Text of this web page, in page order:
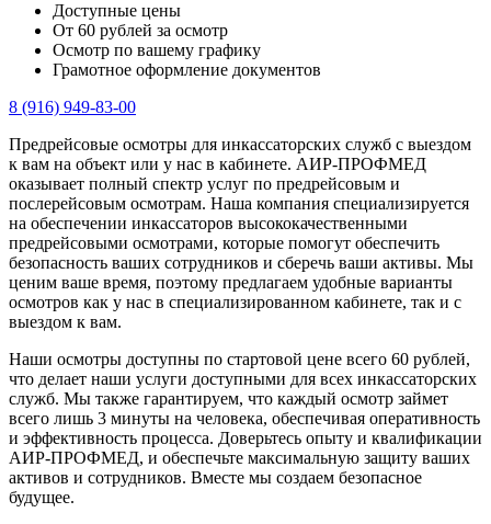
Доступные цены
От 60 рублей за осмотр
Осмотр по вашему графику
Грамотное оформление документов
8 (916) 949-83-00
Предрейсовые осмотры для инкассаторских служб с выездом
к вам на объект или у нас в кабинете. АИР-ПРОФМЕД
оказывает полный спектр услуг по предрейсовым и
послерейсовым осмотрам. Наша компания специализируется
на обеспечении инкассаторов высококачественными
предрейсовыми осмотрами, которые помогут обеспечить
безопасность ваших сотрудников и сберечь ваши активы. Мы
ценим ваше время, поэтому предлагаем удобные варианты
осмотров как у нас в специализированном кабинете, так и с
выездом к вам.
Наши осмотры доступны по стартовой цене всего 60 рублей,
что делает наши услуги доступными для всех инкассаторских
служб. Мы также гарантируем, что каждый осмотр займет
всего лишь 3 минуты на человека, обеспечивая оперативность
и эффективность процесса. Доверьтесь опыту и квалификации
АИР-ПРОФМЕД, и обеспечьте максимальную защиту ваших
активов и сотрудников. Вместе мы создаем безопасное
будущее.